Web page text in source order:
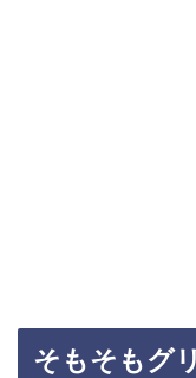
そもそもグ